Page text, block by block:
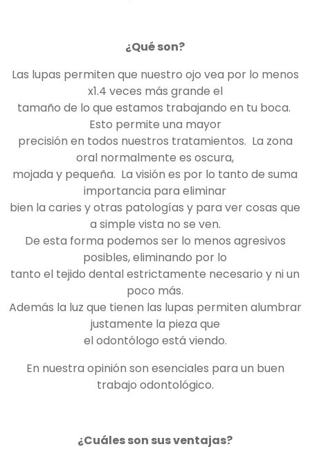
¿Qué son?
Las lupas permiten que nuestro ojo vea por lo menos
x1.4 veces más grande el
tamaño de lo que estamos trabajando en tu boca.
Esto permite una mayor
precisión en todos nuestros tratamientos. La zona
oral normalmente es oscura,
mojada y pequeña. La visión es por lo tanto de suma
importancia para eliminar
bien la caries y otras patologías y para ver cosas que
a simple vista no se ven.
De esta forma podemos ser lo menos agresivos
posibles, eliminando por lo
tanto el tejido dental estrictamente necesario y ni un
poco más.
Además la luz que tienen las lupas permiten alumbrar
justamente la pieza que
el odontólogo está viendo.
En nuestra opinión son esenciales para un buen
trabajo odontológico.
¿Cuáles son sus ventajas?